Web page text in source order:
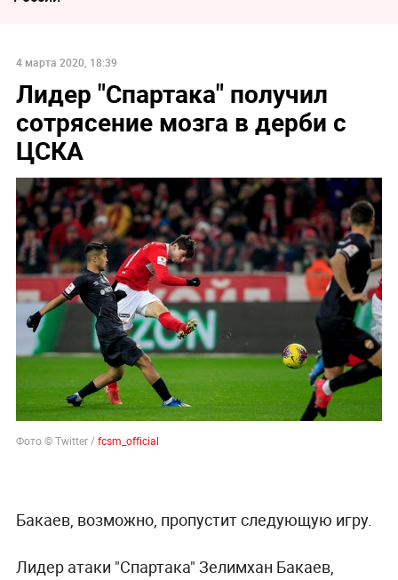
4 марта 2020, 18:39
Лидер "Спартака" получил
сотрясение мозга в дерби с
ЦСКА
Фото © Twitter /fcsm_official
Бакаев, возможно, пропустит следующую игру.
Лидер атаки "Спартака" Зелимхан Бакаев,